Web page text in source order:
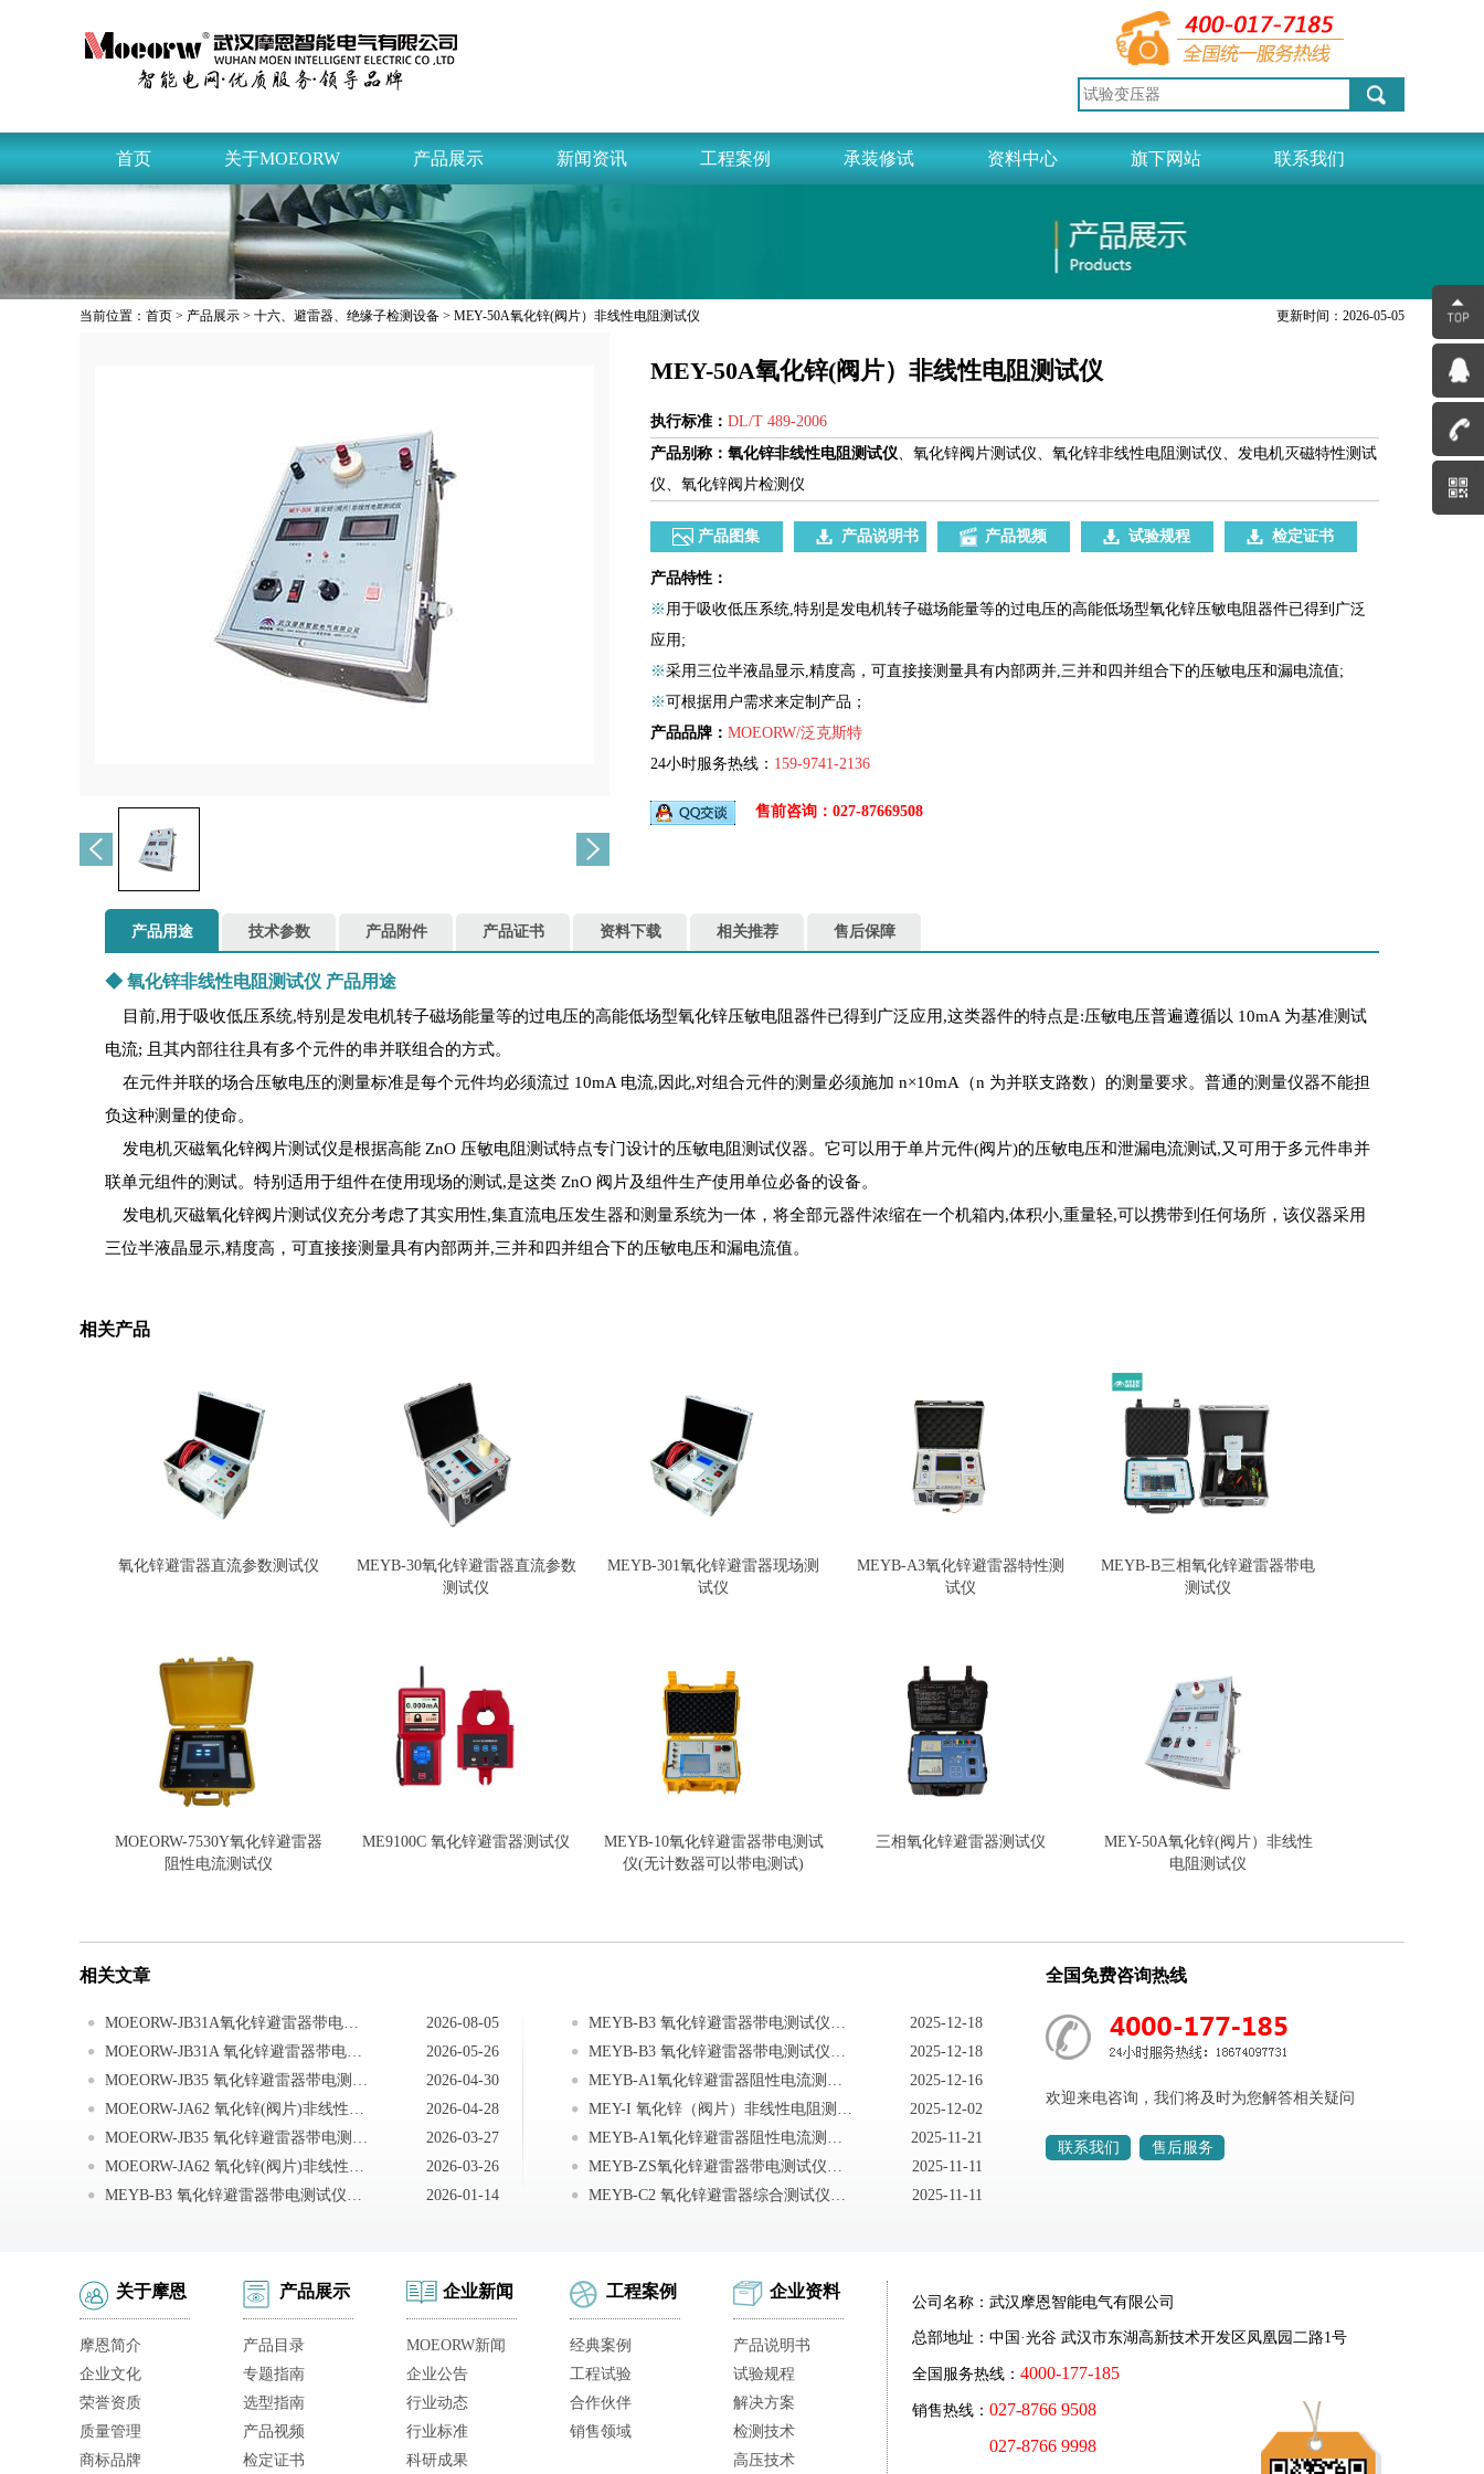
首页 关于MOEORW 产品展示 新闻资讯 工程案例 承装修试 资料中心 旗下网站 联系我们
当前位置： 首页 > 产品展示 > 十六、避雷器、绝缘子检测设备 > MEY-50A氧化锌(阀片）非线性电阻测试仪 更新时间：2026-05-05
MEY-50A氧化锌(阀片）非线性电阻测试仪
执行标准： DL/T 489-2006
产品别称： 氧化锌非线性电阻测试仪、氧化锌阀片测试仪、氧化锌非线性电阻测试仪、发电机灭磁特性测试
仪、氧化锌阀片检测仪
产品图集 产品说明书 产品视频 试验规程 检定证书
产品特性：
※ 用于吸收低压系统,特别是发电机转子磁场能量等的过电压的高能低场型氧化锌压敏电阻器件已得到广泛
应用;
※采用三位半液晶显示,精度高，可直接接测量具有内部两并,三并和四并组合下的压敏电压和漏电流值;
※可根据用户需求来定制产品；
产品品牌： MOEORW/泛克斯特
24小时服务热线： 159-9741-2136
售前咨询：027-87669508
产品用途 技术参数 产品附件 产品证书 资料下载 相关推荐 售后保障
◆ 氧化锌非线性电阻测试仪 产品用途
目前,用于吸收低压系统,特别是发电机转子磁场能量等的过电压的高能低场型氧化锌压敏电阻器件已得到广泛应用,这类器件的特点是:压敏电压普遍遵循以 10mA 为基准测试
电流; 且其内部往往具有多个元件的串并联组合的方式。
在元件并联的场合压敏电压的测量标准是每个元件均必须流过 10mA 电流,因此,对组合元件的测量必须施加 n×10mA（n 为并联支路数）的测量要求。普通的测量仪器不能担
负这种测量的使命。
发电机灭磁氧化锌阀片测试仪是根据高能 ZnO 压敏电阻测试特点专门设计的压敏电阻测试仪器。它可以用于单片元件(阀片)的压敏电压和泄漏电流测试,又可用于多元件串并
联单元组件的测试。特别适用于组件在使用现场的测试,是这类 ZnO 阀片及组件生产使用单位必备的设备。
发电机灭磁氧化锌阀片测试仪充分考虑了其实用性,集直流电压发生器和测量系统为一体，将全部元器件浓缩在一个机箱内,体积小,重量轻,可以携带到任何场所，该仪器采用
三位半液晶显示,精度高，可直接接测量具有内部两并,三并和四并组合下的压敏电压和漏电流值。
相关产品
氧化锌避雷器直流参数测试仪
MEYB-30氧化锌避雷器直流参数
测试仪
MEYB-301氧化锌避雷器现场测
试仪
MEYB-A3氧化锌避雷器特性测
试仪
MEYB-B三相氧化锌避雷器带电
测试仪
MOEORW-7530Y氧化锌避雷器
阻性电流测试仪
ME9100C 氧化锌避雷器测试仪
MEYB-10氧化锌避雷器带电测试
仪(无计数器可以带电测试)
三相氧化锌避雷器测试仪
MEY-50A氧化锌(阀片）非线性
电阻测试仪
相关文章
MOEORW-JB31A氧化锌避雷器带电测试仪注意事项
2026-08-05
MOEORW-JB31A 氧化锌避雷器带电测试仪使用方法
2026-05-26
MOEORW-JB35 氧化锌避雷器带电测试仪注意事项
2026-04-30
MOEORW-JA62 氧化锌(阀片)非线性电阻测试仪注意事项
2026-04-28
MOEORW-JB35 氧化锌避雷器带电测试仪安全提示
2026-03-27
MOEORW-JA62 氧化锌(阀片)非线性电阻测试仪安全使用事项
2026-03-26
MEYB-B3 氧化锌避雷器带电测试仪注意事项
2026-01-14
MEYB-B3 氧化锌避雷器带电测试仪注意事项
2025-12-18
MEYB-B3 氧化锌避雷器带电测试仪注意事项
2025-12-18
MEYB-A1氧化锌避雷器阻性电流测试仪注意事项
2025-12-16
MEY-I 氧化锌（阀片）非线性电阻测试仪注意事项
2025-12-02
MEYB-A1氧化锌避雷器阻性电流测试仪常见故障
2025-11-21
MEYB-ZS氧化锌避雷器带电测试仪注意事项
2025-11-11
MEYB-C2 氧化锌避雷器综合测试仪注意事项
2025-11-11
全国免费咨询热线
欢迎来电咨询，我们将及时为您解答相关疑问
联系我们 售后服务
关于摩恩
摩恩简介
企业文化
荣誉资质
质量管理
商标品牌
产品展示
产品目录
专题指南
选型指南
产品视频
检定证书
企业新闻
MOEORW新闻
企业公告
行业动态
行业标准
科研成果
工程案例
经典案例
工程试验
合作伙伴
销售领域
企业资料
产品说明书
试验规程
解决方案
检测技术
高压技术
公司名称：武汉摩恩智能电气有限公司
总部地址：中国·光谷 武汉市东湖高新技术开发区凤凰园二路1号
全国服务热线： 4000-177-185
销售热线： 027-8766 9508
027-8766 9998